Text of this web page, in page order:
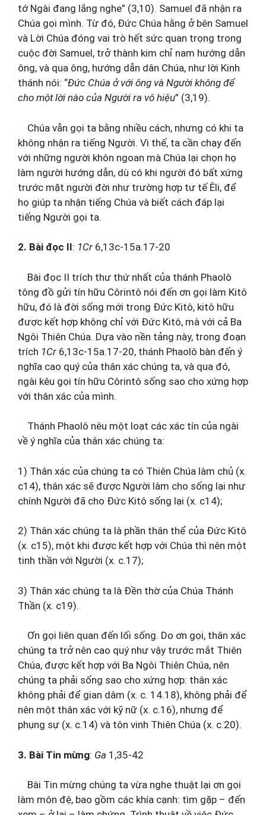
tớ Ngài đang lắng nghe” (3,10). Samuel đã nhận ra
Chúa gọi mình. Từ đó, Đức Chúa hằng ở bên Samuel
và Lời Chúa đóng vai trò hết sức quan trọng trong
cuộc đời Samuel, trở thành kim chỉ nam hướng dẫn
ông, và qua ông, hướng dẫn dân Chúa, như lời Kinh
thánh nói: “Đức Chúa ở với ông và Người không để
cho một lời nào của Người ra vô hiệu” (3,19).
Chúa vẫn gọi ta bằng nhiều cách, nhưng có khi ta
không nhận ra tiếng Người. Vì thế, ta cần chạy đến
với những người khôn ngoan mà Chúa lại chọn họ
làm người hướng dẫn, dù có khi người đó bất xứng
trước mặt người đời như trường hợp tư tế Êli, để
họ giúp ta nhận tiếng Chúa và biết cách đáp lại
tiếng Người gọi ta.
2. Bài đọc II: 1Cr 6,13c-15a.17-20
Bài đọc II trích thư thứ nhất của thánh Phaolô
tông đồ gửi tín hữu Côrintô nói đến ơn gọi làm Kitô
hữu, đó là đời sống mới trong Đức Kitô, kitô hữu
được kết hợp không chỉ với Đức Kitô, mà với cả Ba
Ngôi Thiên Chúa. Dựa vào nền tảng này, trong đoạn
trích 1Cr 6,13c-15a.17-20, thánh Phaolô bàn đến ý
nghĩa cao quý của thân xác chúng ta, và qua đó,
ngài kêu gọi tín hữu Côrintô sống sao cho xứng hợp
với thân xác của mình.
Thánh Phaolô nêu một loạt các xác tín của ngài
về ý nghĩa của thân xác chúng ta:
1) Thân xác của chúng ta có Thiên Chúa làm chủ (x.
c14), thân xác sẽ được Người làm cho sống lại như
chính Người đã cho Đức Kitô sống lại (x. c14);
2) Thân xác chúng ta là phần thân thể của Đức Kitô
(x. c15), một khi được kết hợp với Chúa thì nên một
tinh thần với Người (x. c.17);
3) Thân xác chúng ta là Đền thờ của Chúa Thánh
Thần (x. c19).
Ơn gọi liên quan đến lối sống. Do ơn gọi, thân xác
chúng ta trở nên cao quý như vậy trước mắt Thiên
Chúa, được kết hợp với Ba Ngôi Thiên Chúa, nên
chúng ta phải sống sao cho xứng hợp: thân xác
không phải để gian dâm (x. c. 14.18), không phải để
nên một thân xác với kỹ nữ (x. c.16), nhưng để
phụng sự (x. c.14) và tôn vinh Thiên Chúa (x. c.20).
3. Bài Tin mừng: Ga 1,35-42
Bài Tin mừng chúng ta vừa nghe thuật lại ơn gọi
làm môn đệ, bao gồm các khía cạnh: tìm gặp – đến